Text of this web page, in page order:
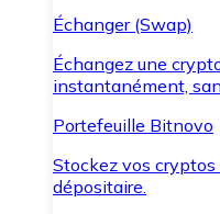
Échanger (Swap)
Échangez une
instantanément,
Portefeuille Bitnovo
Stockez vos
dépositaire.